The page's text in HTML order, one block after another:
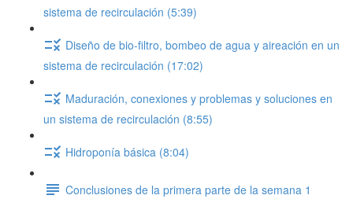
sistema de recirculación (5:39)
Diseño de bio-filtro, bombeo de agua y aireación en un
sistema de recirculación (17:02)
Maduración, conexiones y problemas y soluciones en
un sistema de recirculación (8:55)
Hidroponía básica (8:04)
Conclusiones de la primera parte de la semana 1